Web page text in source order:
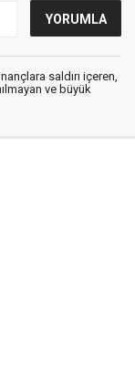
saldırı içeren,
ve büyük